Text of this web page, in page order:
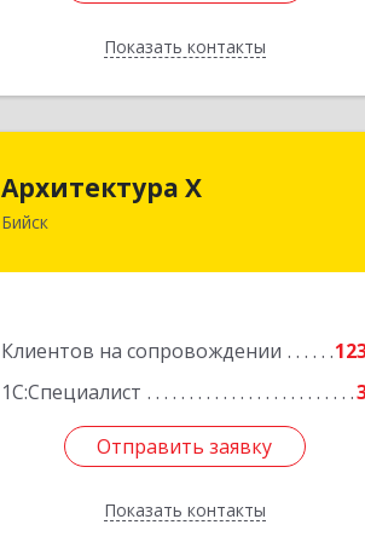
Показать контакты
Назад
Архитектура Х
Бийск
Клиентов на сопровождении
1С:Специалист
Отправить заявку
Показать контакты
Отправить заявку
Назад